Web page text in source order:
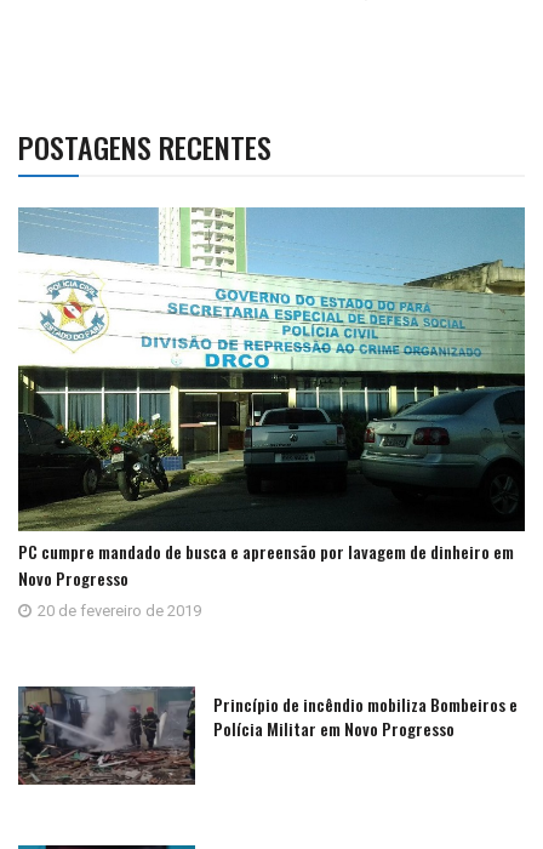
POSTAGENS RECENTES
PC cumpre mandado de busca e apreensão por lavagem de dinheiro em
Novo Progresso
20 de fevereiro de 2019
Princípio de incêndio mobiliza Bombeiros e
Polícia Militar em Novo Progresso